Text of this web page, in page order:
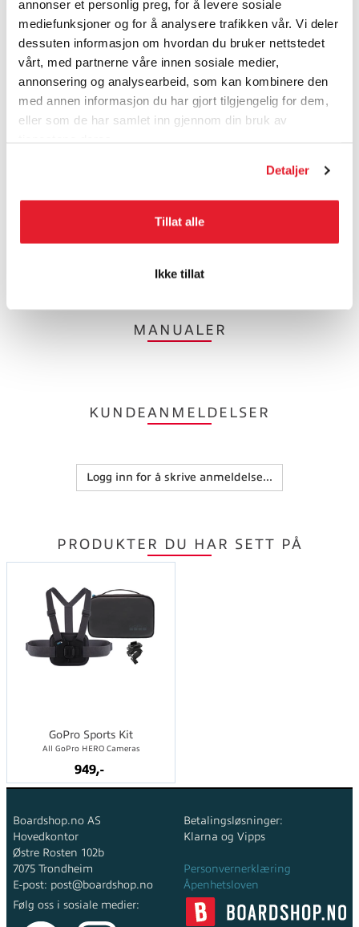
annonser et personlig preg, for å levere sosiale
mediefunksjoner og for å analysere trafikken vår. Vi deler
dessuten informasjon om hvordan du bruker nettstedet
vårt, med partnerne våre innen sosiale medier,
annonsering og analysearbeid, som kan kombinere den
med annen informasjon du har gjort tilgjengelig for dem,
eller som de har samlet inn gjennom din bruk av
Detaljer
Tillat alle
Ikke tillat
dimensjoner. Pakken leveres i en praktisk oppbevaringsboks med
plass til kamera.
To av våre mest populære monteringslønsinger for
actionfylte aktiviteter.
Chesty (sele for montering på bryst) muliggjør spennende
Handlebar/Seatpost/Pole Mount monteres til rør, staver og
: Chesty er laget for personer over 14 år. Skader kan
Kompatibel med: Alle GoPro kamera
MANUALER
KUNDEANMELDELSER
Logg inn for å skrive anmeldelse...
PRODUKTER DU HAR SETT PÅ
GoPro Sports Kit
All GoPro HERO Cameras
949,-
Boardshop.no AS
Hovedkontor
Østre Rosten 102b
7075 Trondheim
E-post: post@boardshop.no
Betalingsløsninger:
Klarna og Vipps
Personvernerklæring
Åpenhetsloven
Følg oss i sosiale medier: